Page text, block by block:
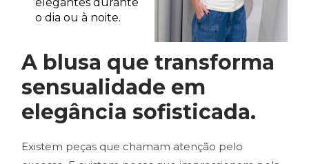
o dia ou à noite.
A blusa que transforma
sensualidade em
elegância sofisticada.
Existem peças que chamam atenção pelo